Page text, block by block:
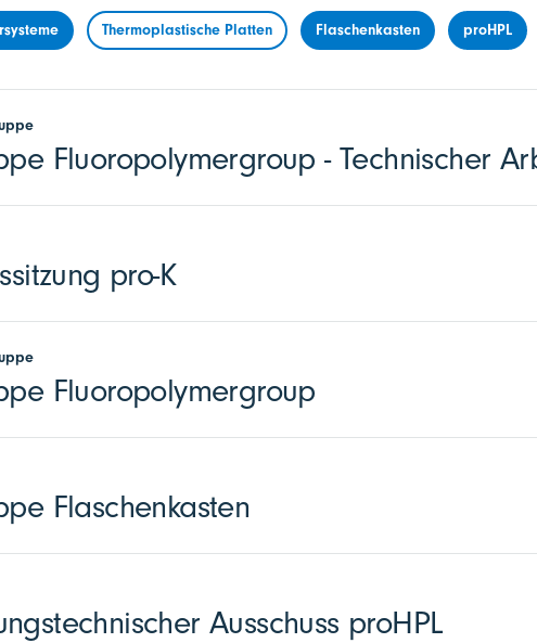
Thermoplastische Platten Flaschenkasten proHPL
Fluoropolymergroup - Technischer
pro-K
Fluoropolymergroup
Flaschenkasten
Ausschuss proHPL